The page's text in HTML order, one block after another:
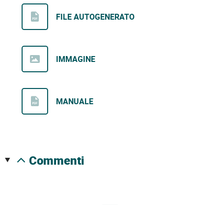
FILE AUTOGENERATO
IMMAGINE
MANUALE
commenti